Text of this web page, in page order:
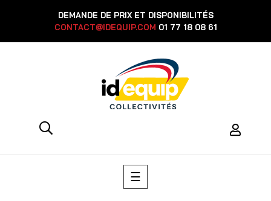
DEMANDE DE PRIX ET DISPONIBILITÉS
CONTACT@IDEQUIP.COM 01 77 18 08 61
Basculer
la
☰